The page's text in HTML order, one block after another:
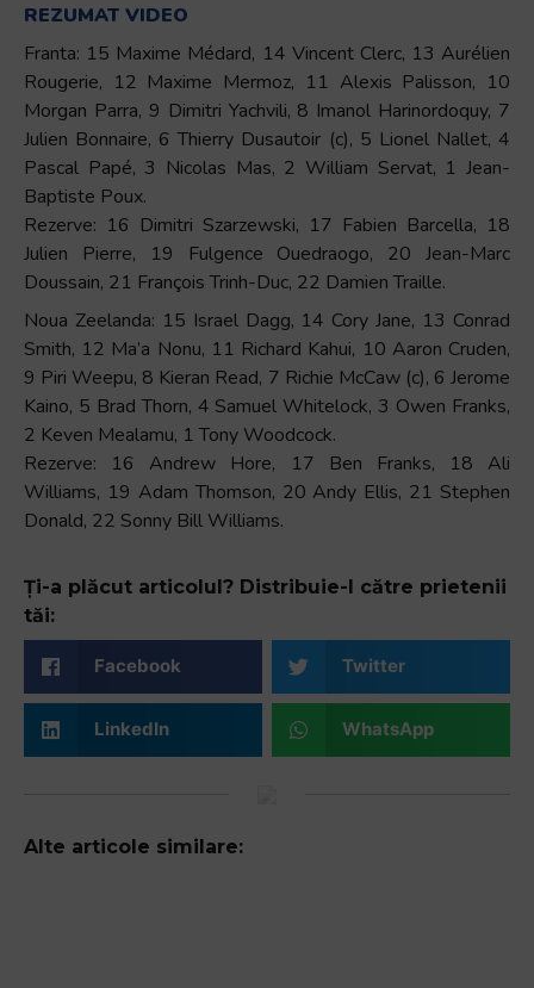
REZUMAT VIDEO
Franta: 15 Maxime Médard, 14 Vincent Clerc, 13 Aurélien
Rougerie, 12 Maxime Mermoz, 11 Alexis Palisson, 10
Morgan Parra, 9 Dimitri Yachvili, 8 Imanol Harinordoquy, 7
Julien Bonnaire, 6 Thierry Dusautoir (c), 5 Lionel Nallet, 4
Pascal Papé, 3 Nicolas Mas, 2 William Servat, 1 Jean-
Baptiste Poux.
Rezerve: 16 Dimitri Szarzewski, 17 Fabien Barcella, 18
Julien Pierre, 19 Fulgence Ouedraogo, 20 Jean-Marc
Doussain, 21 François Trinh-Duc, 22 Damien Traille.
Noua Zeelanda: 15 Israel Dagg, 14 Cory Jane, 13 Conrad
Smith, 12 Ma’a Nonu, 11 Richard Kahui, 10 Aaron Cruden,
9 Piri Weepu, 8 Kieran Read, 7 Richie McCaw (c), 6 Jerome
Kaino, 5 Brad Thorn, 4 Samuel Whitelock, 3 Owen Franks,
2 Keven Mealamu, 1 Tony Woodcock.
Rezerve: 16 Andrew Hore, 17 Ben Franks, 18 Ali
Williams, 19 Adam Thomson, 20 Andy Ellis, 21 Stephen
Donald, 22 Sonny Bill Williams.
Ți-a plăcut articolul? Distribuie-l către prietenii
tăi:
Facebook Twitter
LinkedIn WhatsApp
Alte articole similare: